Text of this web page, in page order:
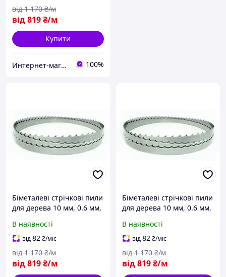
від819₴/м
від 1 170 ₴/м
Купити
Интернет-магазин "Мир Всего" 100%
Біметалеві стрічкові пили
для дерева 10 мм, 0.6 мм,
В наявності
від82₴/міс
від819₴/м
від 1 170 ₴/м
Біметалеві стрічкові пили
для дерева 10 мм, 0.6 мм,
В наявності
від82₴/міс
від819₴/м
від 1 170 ₴/м